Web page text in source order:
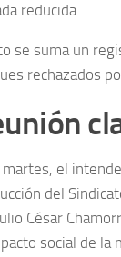
reducida.
se suma un
rechazados
el
del
César
social de la